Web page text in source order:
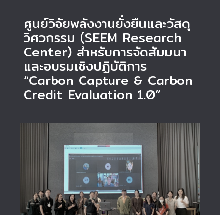
ศูนย์วิจัยพลังงานยั่งยืนและวัสดุ
วิศวกรรม (SEEM Research
Center) สำหรับการจัดสัมมนา
และอบรมเชิงปฏิบัติการ
“Carbon Capture & Carbon
Credit Evaluation 1.0”